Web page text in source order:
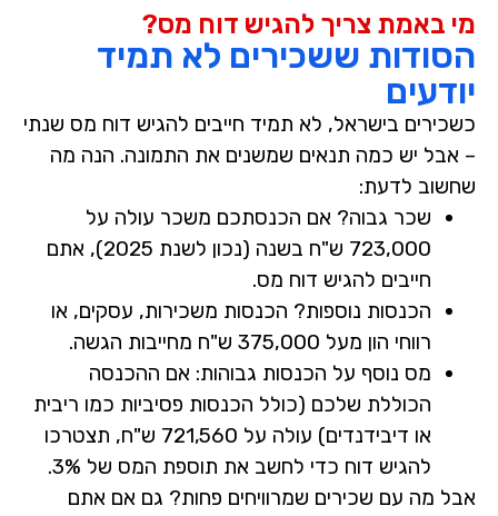
מי באמת צריך להגיש דוח מס?
הסודות ששכירים לא תמיד
יודעים
כשכירים בישראל, לא תמיד חייבים להגיש דוח מס שנתי
– אבל יש כמה תנאים שמשנים את התמונה. הנה מה
שחשוב לדעת:
שכר גבוה? אם הכנסתכם משכר עולה על
723,000 ש"ח
בשנה (נכון לשנת 2025), אתם
חייבים להגיש דוח מס.
הכנסות נוספות? הכנסות משכירות, עסקים, או
רווחי הון מעל 375,000 ש"ח
מחייבות הגשה.
מס נוסף על הכנסות גבוהות: אם ההכנסה
הכוללת שלכם (כולל הכנסות פסיביות כמו ריבית
או דיבידנדים) עולה על 721,560 ש"ח
, תצטרכו
להגיש דוח כדי לחשב את תוספת המס של 3%.
אבל מה עם שכירים שמרוויחים פחות? גם אם אתם